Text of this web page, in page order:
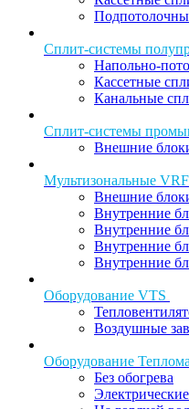
Сплит-системы
Напольно-
Кассетные
Канальные
Сплит-системы
Внешние
Мультизональные
Внешние
Внутренние
Внутренние
Внутренние
Внутренние
Оборудование VTS
Воздушные
Оборудование
Без обогрева
Электрические